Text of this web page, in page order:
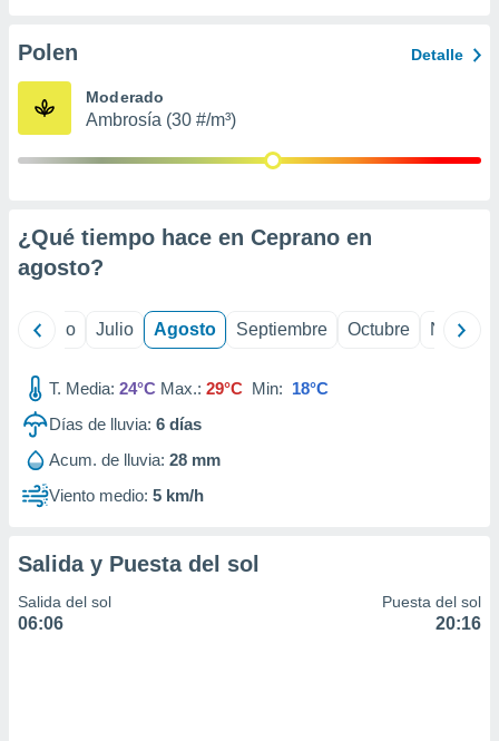
e
mediante
publicidad
publicidad
de
Polen Detalle
Moderado
Ambrosía (30 #/m³)
¿Qué tiempo hace en Ceprano en
agosto?
Junio Julio Agosto Septiembre Octubre
T. Media: 24°C Max.: 29°C Min: 18°C
Días de lluvia: 6 días
Acum. de lluvia: 28 mm
Viento medio: 5 km/h
Salida y Puesta del sol
Salida del sol
06:06
Puesta del sol
20:16